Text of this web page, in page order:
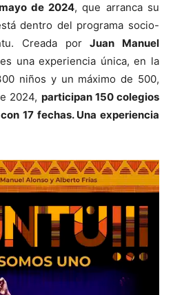
de 2024, que arranca su
dentro del programa socio-
Creada porJuan Manuel
una experiencia única, en la
niños y un máximo de 500,
2024, participan 150 colegios
17 fechas. Una experiencia